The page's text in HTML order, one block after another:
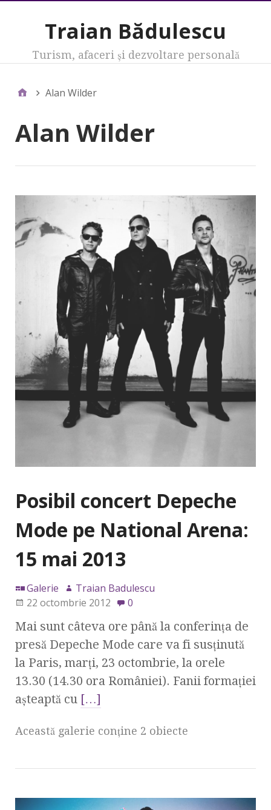
Traian Bădulescu
Turism, afaceri şi dezvoltare personală
Alan Wilder
Alan Wilder
Posibil concert Depeche
Mode pe National Arena:
15 mai 2013
Galerie
Traian Badulescu
22 octombrie 2012
0
Mai sunt câteva ore până la conferinţa de
presă Depeche Mode care va fi susţinută
la Paris, marţi, 23 octombrie, la orele
13.30 (14.30 ora României). Fanii formaţiei
aşteaptă cu […]
Această galerie conţine 2 obiecte